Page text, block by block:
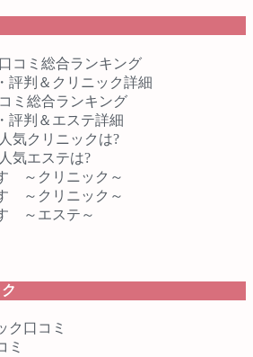
コミ総合ランキング
評判＆クリニック詳細
ミ総合ランキング
評判＆エステ詳細
気クリニックは?
気エステは?
～クリニック～
～クリニック～
～エステ～
ク口コミ
ミ